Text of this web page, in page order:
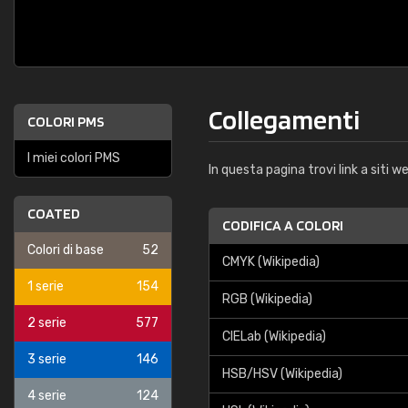
COLORI PMS
I miei colori PMS
COATED
Colori di base 52
1 serie 154
2 serie 577
3 serie 146
4 serie 124
Collegamenti
In questa pagina trovi link a siti
CODIFICA A COLORI
CMYK (Wikipedia)
RGB (Wikipedia)
CIELab (Wikipedia)
HSB/HSV (Wikipedia)